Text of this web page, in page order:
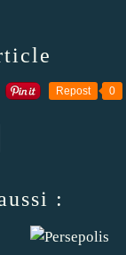
Repost 0
: